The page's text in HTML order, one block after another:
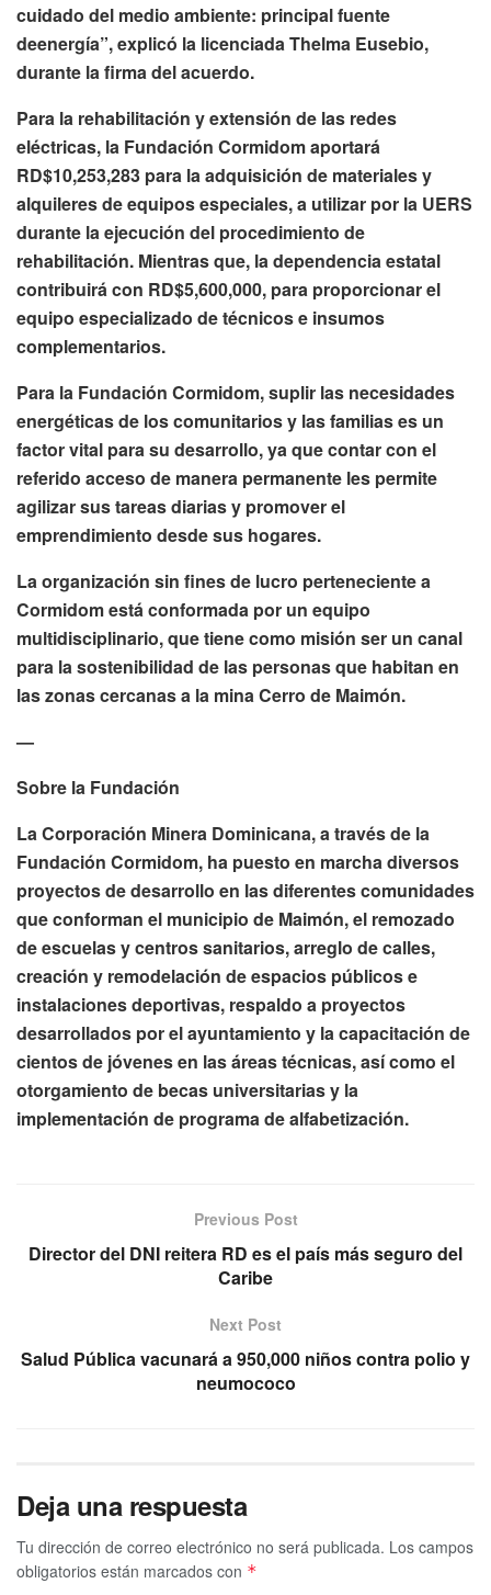
cuidado del medio ambiente: principal fuente
deenergía”, explicó la licenciada Thelma Eusebio,
durante la firma del acuerdo.
Para la rehabilitación y extensión de las redes
eléctricas, la Fundación Cormidom aportará
RD$10,253,283 para la adquisición de materiales y
alquileres de equipos especiales, a utilizar por la UERS
durante la ejecución del procedimiento de
rehabilitación. Mientras que, la dependencia estatal
contribuirá con RD$5,600,000, para proporcionar el
equipo especializado de técnicos e insumos
complementarios.
Para la Fundación Cormidom, suplir las necesidades
energéticas de los comunitarios y las familias es un
factor vital para su desarrollo, ya que contar con el
referido acceso de manera permanente les permite
agilizar sus tareas diarias y promover el
emprendimiento desde sus hogares.
La organización sin fines de lucro perteneciente a
Cormidom está conformada por un equipo
multidisciplinario, que tiene como misión ser un canal
para la sostenibilidad de las personas que habitan en
las zonas cercanas a la mina Cerro de Maimón.
—
Sobre la Fundación
La Corporación Minera Dominicana, a través de la
Fundación Cormidom, ha puesto en marcha diversos
proyectos de desarrollo en las diferentes comunidades
que conforman el municipio de Maimón, el remozado
de escuelas y centros sanitarios, arreglo de calles,
creación y remodelación de espacios públicos e
instalaciones deportivas, respaldo a proyectos
desarrollados por el ayuntamiento y la capacitación de
cientos de jóvenes en las áreas técnicas, así como el
otorgamiento de becas universitarias y la
implementación de programa de alfabetización.
Previous Post
Director del DNI reitera RD es el país más seguro del
Caribe
Next Post
Salud Pública vacunará a 950,000 niños contra polio y
neumococo
Deja una respuesta
Tu dirección de correo electrónico no será publicada. Los campos
obligatorios están marcados con *